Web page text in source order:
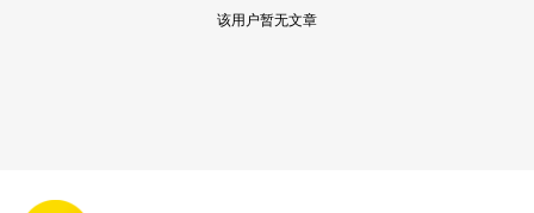
该用户暂无文章